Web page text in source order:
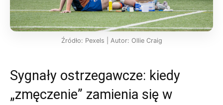
Źródło: Pexels | Autor: Ollie Craig
Sygnały ostrzegawcze: kiedy
„zmęczenie” zamienia się w